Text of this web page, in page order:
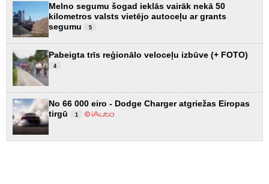
Melno segumu šogad ieklās vairāk nekā 50
kilometros valsts vietējo autoceļu ar grants
segumu
5
Pabeigta trīs reģionālo veloceļu izbūve (+ FOTO)
4
No 66 000 eiro - Dodge Charger atgriežas Eiropas
tirgū
1